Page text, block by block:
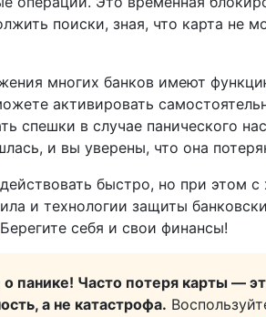
поиски, зная, что карта не
многих банков имеют
активировать
спешки в случае панического
и вы уверены, что она
быстро, но при этом
и технологии защиты
себя и свои финансы!
о панике! Часто потеря карты —
а не катастрофа.